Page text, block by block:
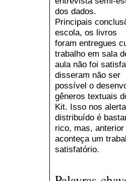
dos dados.
Principais
escola, os livros
foram entregues
trabalho em sala
aula não foi
disseram não ser
possível o
gêneros textuais
Kit. Isso nos
distribuído é
rico, mas,
aconteça um
satisfatório.